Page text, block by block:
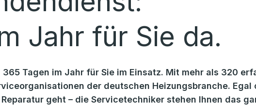
Jahr für Sie da.
Tagen im Jahr für Sie im Einsatz. Mit mehr als 320
der deutschen Heizungsbranche. Egal
geht – die Servicetechniker stehen Ihnen das